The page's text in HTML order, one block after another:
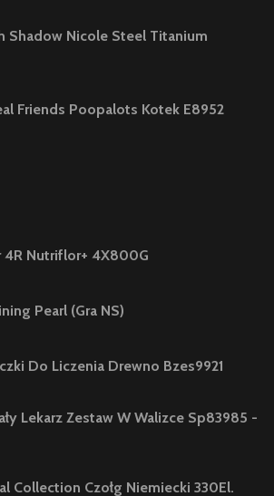
Shadow Nicole Steel Titanium
Friends Poopalots Kotek E8952
4R Nutriflor+ 4X800G
Pearl (Gra NS)
Do Liczenia Drewno Bzes9921
Lekarz Zestaw W Walizce Sp83985 -
Collection Czołg Niemiecki 330El.